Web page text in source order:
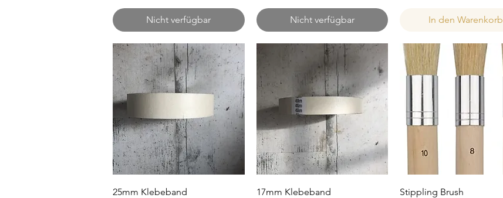
Nicht verfügbar Nicht verfügbar In den Warenkorb
Schnellansicht
25mm Klebeband
Schnellansicht
17mm Klebeband
Schnellansicht
Stippling Brush